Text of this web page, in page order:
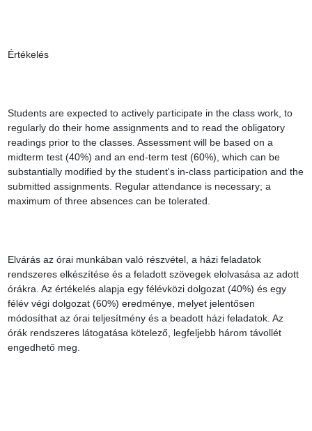
Értékelés
Students are expected to actively participate in the class work, to
regularly do their home assignments and to read the obligatory
readings prior to the classes. Assessment will be based on a
midterm test (40%) and an end-term test (60%), which can be
substantially modified by the student's in-class participation and the
submitted assignments. Regular attendance is necessary; a
maximum of three absences can be tolerated.
Elvárás az órai munkában való részvétel, a házi feladatok
rendszeres elkészítése és a feladott szövegek elolvasása az adott
órákra. Az értékelés alapja egy félévközi dolgozat (40%) és egy
félév végi dolgozat (60%) eredménye, melyet jelentősen
módosíthat az órai teljesítmény és a beadott házi feladatok. Az
órák rendszeres látogatása kötelező, legfeljebb három távollét
engedhető meg.